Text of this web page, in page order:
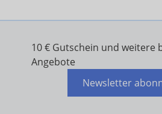
10 € Gutschein und weitere
Angebote
Newsletter